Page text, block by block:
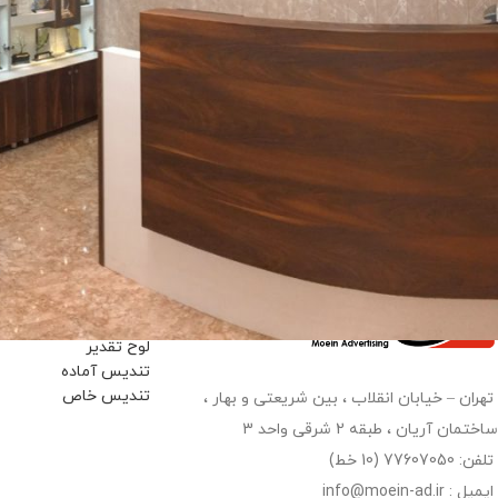
تهران – خیابان انقلاب ، بین شریعتی و بهار ،
ساختمان آریان ، طبقه 2 شرقی واحد 3
تلفن: 77607050 (10 خط)
ایمیل : info@moein-ad.ir
تندیس حجمی
تندیس پلکسی
لوح تقدیر
تندیس آماده
تندیس خاص